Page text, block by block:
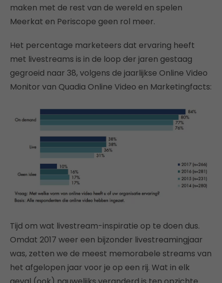
maken met de rest van de wereld en spelen
Meerkat en Periscope geen rol meer.
Het percentage marketeers dat ervaring heeft
met livestreams is in de loop der jaren gestaag
gegroeid naar 38, volgens de jaarlijkse Online Video
Monitor van Quadia Online Video en Marketingfacts:
Tijd om wat livestream-inspiratie op te doen dus.
Omdat 2017 weer een bijzonder livestreamingjaar
was, zetten we de meest memorabele streams van
het afgelopen jaar voor je op een rij. Wat in elk